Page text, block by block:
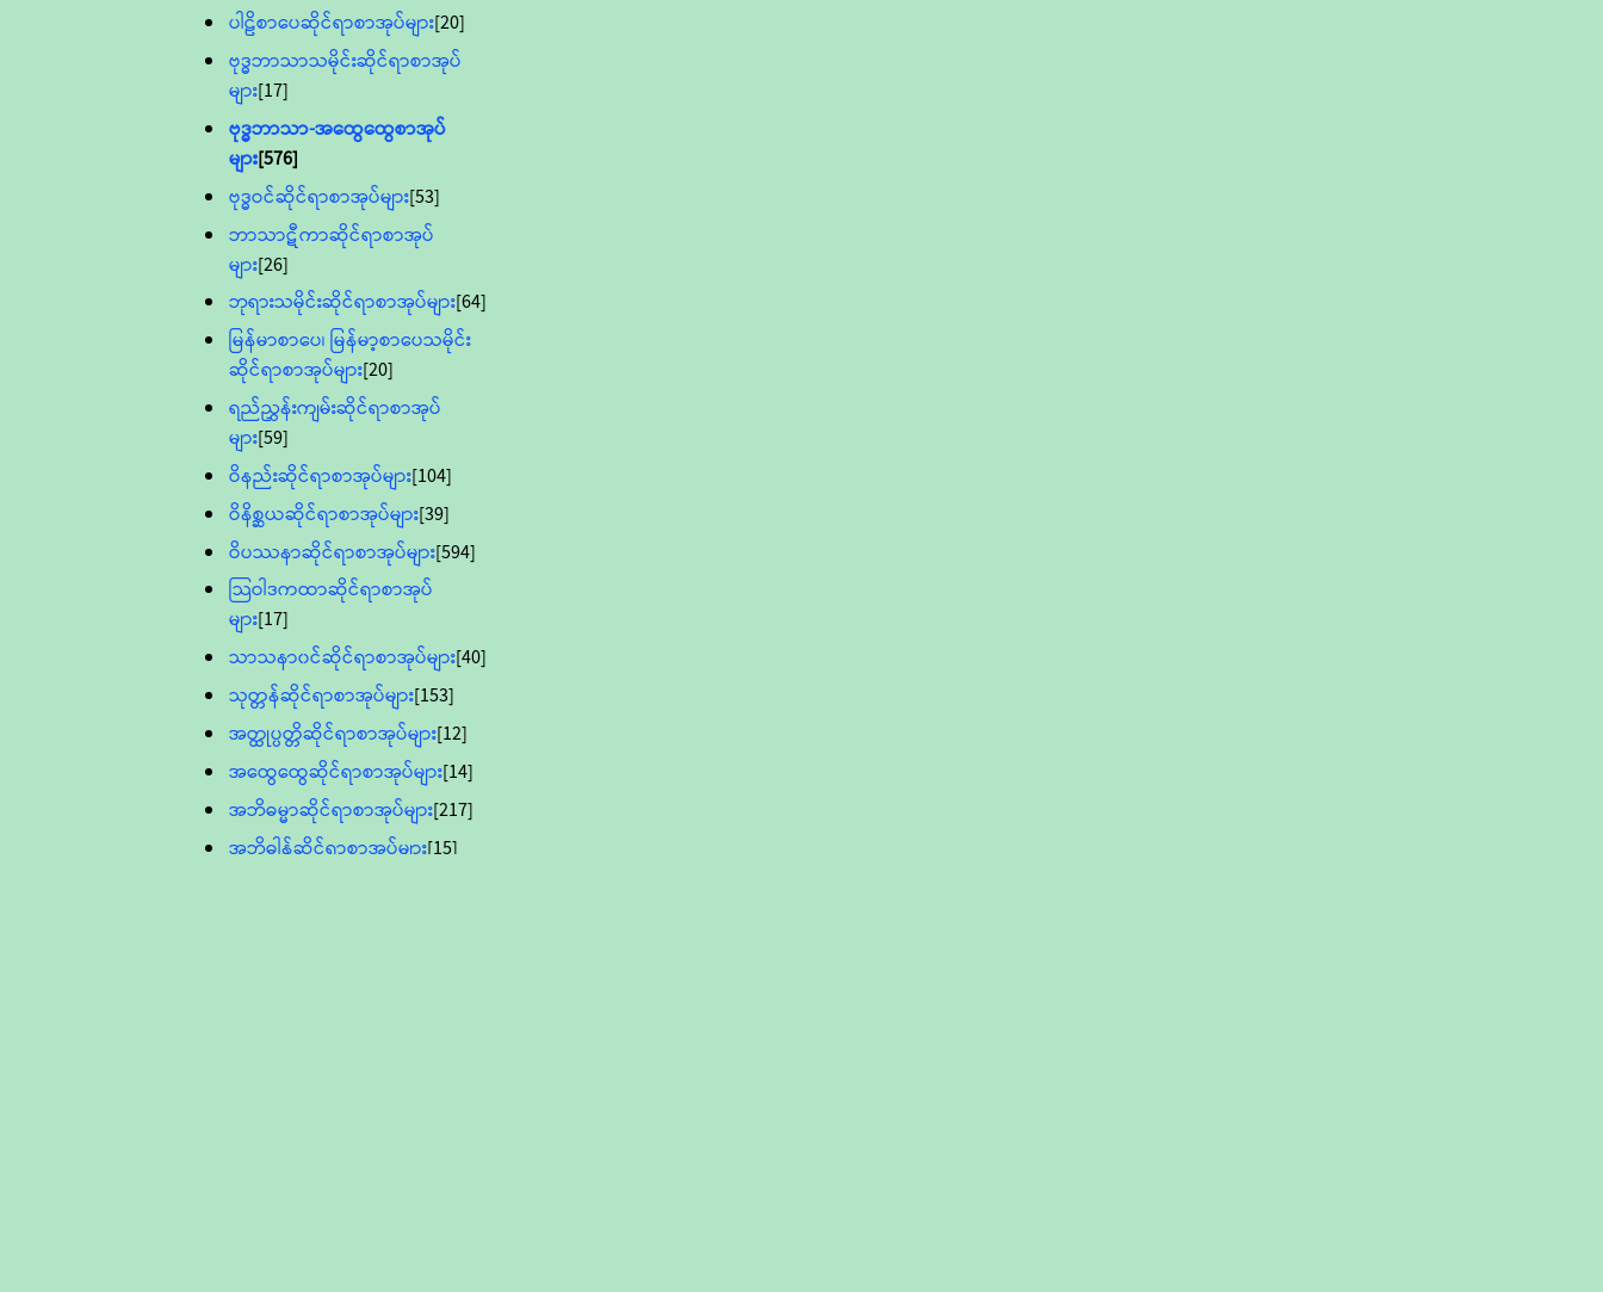
ပါဠိစာပေဆိုင်ရာစာအုပ်များ[20]
ဗုဒ္ဓဘာသာသမိုင်းဆိုင်ရာစာအုပ်
များ[17]
ဗုဒ္ဓဘာသာ-အထွေထွေစာအုပ်
များ[576]
ဗုဒ္ဓဝင်ဆိုင်ရာစာအုပ်များ[53]
ဘာသာဋီကာဆိုင်ရာစာအုပ်
များ[26]
ဘုရားသမိုင်းဆိုင်ရာစာအုပ်များ[64]
မြန်မာစာပေ၊ မြန်မာ့စာပေသမိုင်း
ဆိုင်ရာစာအုပ်များ[20]
ရည်ညွှန်းကျမ်းဆိုင်ရာစာအုပ်
များ[59]
ဝိနည်းဆိုင်ရာစာအုပ်များ[104]
ဝိနိစ္ဆယဆိုင်ရာစာအုပ်များ[39]
ဝိပဿနာဆိုင်ရာစာအုပ်များ[594]
သြဝါဒကထာဆိုင်ရာစာအုပ်
များ[17]
သာသနာ၀င်ဆိုင်ရာစာအုပ်များ[40]
သုတ္တန်ဆိုင်ရာစာအုပ်များ[153]
အတ္ထုပ္ပတ္တိဆိုင်ရာစာအုပ်များ[12]
အထွေထွေဆိုင်ရာစာအုပ်များ[14]
အဘိဓမ္မာဆိုင်ရာစာအုပ်များ[217]
အဘိဓါန်ဆိုင်ရာစာအုပ်များ[15]